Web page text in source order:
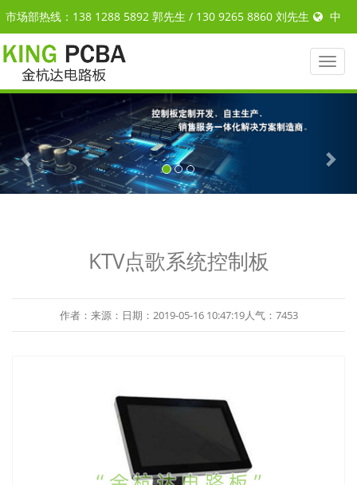
市场部热线：138 1288 5892 郭先生 / 130 9265 8860 刘先生 中
ENGLISH
Toggle
KTV点歌系统控制板
作者：来源：日期：2019-05-16 10:47:19人气：7453